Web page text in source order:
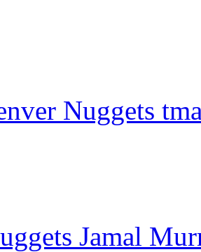
Nuggets
Jamal